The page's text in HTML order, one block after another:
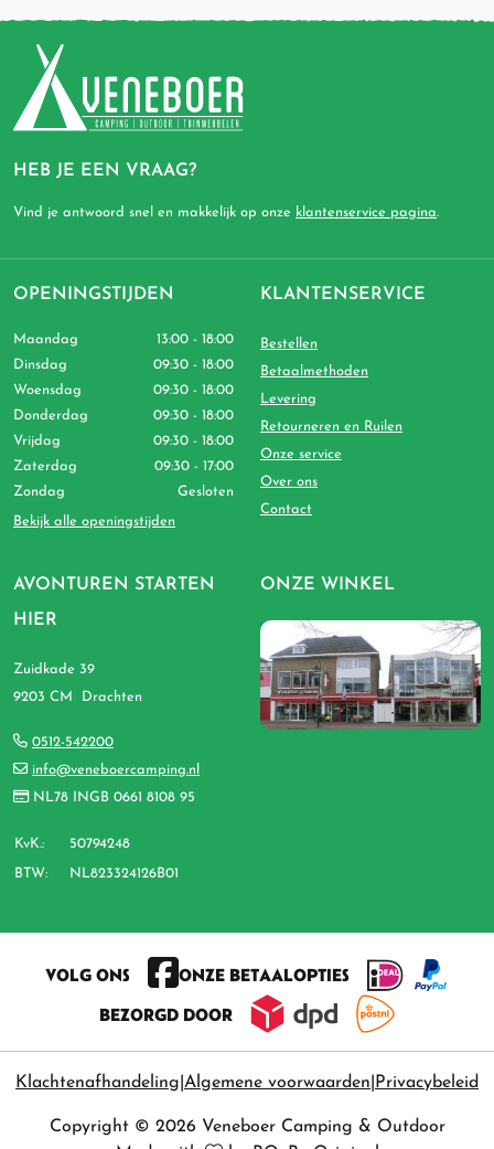
HEB JE EEN VRAAG?
Vind je antwoord snel en makkelijk op onze klantenservice pagina.
AVONTUREN STARTEN
HIER
Zuidkade 39
9203 CM Drachten
0512-542200
info@veneboercamping.nl
NL78 INGB 0661 8108 95
KvK.: 50794248
BTW: NL823324126B01
OPENINGSTIJDEN
Maandag
13:00 - 18:00
Dinsdag
09:30 - 18:00
Woensdag
09:30 - 18:00
Donderdag
09:30 - 18:00
Vrijdag
09:30 - 18:00
Zaterdag
09:30 - 17:00
Zondag
Gesloten
Bekijk alle openingstijden
KLANTENSERVICE
Bestellen
Betaalmethoden
Levering
Retourneren en Ruilen
Onze service
Over ons
Contact
ONZE WINKEL
VOLG ONS
ONZE BETAALOPTIES
BEZORGD DOOR
Klachtenafhandeling Algemene voorwaarden Privacybeleid
Copyright © 2026 Veneboer Camping & Outdoor